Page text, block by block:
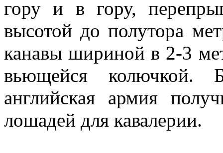
гору и в гору,
высотой до полутора
канавы шириной в 2-3
вьющейся колючкой.
английская армия
лошадей для кавалерии.